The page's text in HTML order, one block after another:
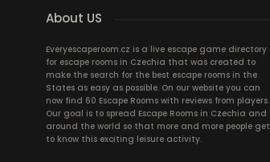
About US
Everyescaperoom.cz is a live escape game directory
for escape rooms in Czechia that was created to
make the search for the best escape rooms in the
States as easy as possible. On our website you can
now find 60 Escape Rooms with reviews from players.
Our goal is to spread Escape Rooms in Czechia and
around the world so that more and more people get
to know this exciting leisure activity.